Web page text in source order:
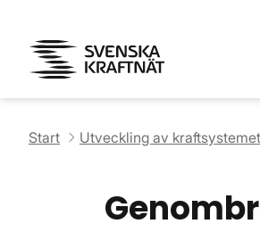
Start Utveckling av kraftsystemet